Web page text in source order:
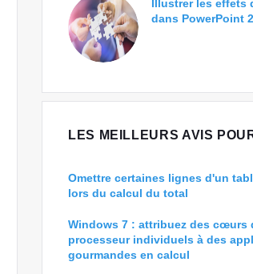
Illustrer les effets
dans PowerPoint
LES MEILLEURS AVIS
Omettre certaines lignes d'un
lors du calcul du total
Windows 7 : attribuez des cœurs
processeur individuels à des
gourmandes en calcul